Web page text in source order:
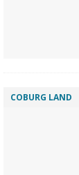
COBURG LAND